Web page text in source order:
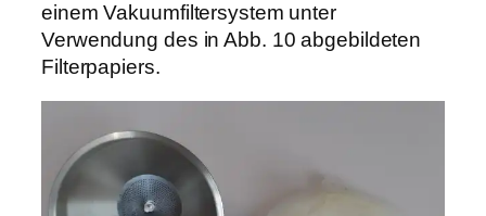
einem Vakuumfiltersystem unter
Verwendung des in Abb. 10 abgebildeten
Filterpapiers.